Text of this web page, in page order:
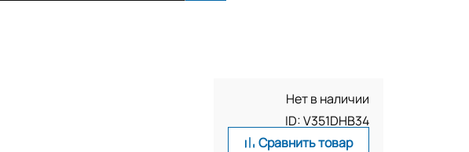
Нет в наличии
ID: V351DHB34
Сравнить товар